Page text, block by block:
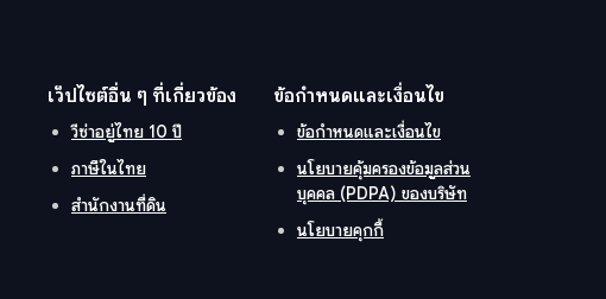
เว็ปไซต์อื่น ๆ ที่เกี่ยวข้อง
วีซ่าอยู่ไทย 10 ปี
ภาษีในไทย
สำนักงานที่ดิน
ข้อกำหนดและเงื่อนไข
ข้อกำหนดและเงื่อนไข
นโยบายคุ้มครองข้อมูลส่วน
บุคคล (PDPA) ของบริษัท
นโยบายคุกกี้